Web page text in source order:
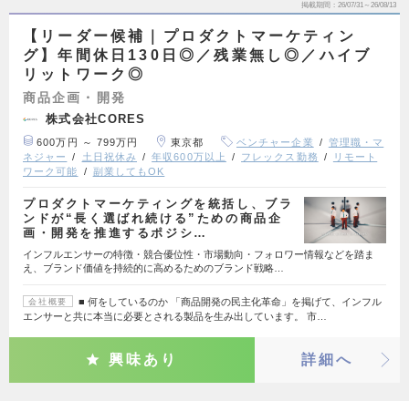
掲載期間 26/07/31～26/08/13
【リーダー候補｜プロダクトマーケティン
グ】年間休日130日◎／残業無し◎／ハイブ
リットワーク◎
商品企画・開発
株式会社CORES
600万円 ～ 799万円 東京都 ベンチャー企業
管理職・マ
ネジャー
土日祝休み 年収600万以上 フレックス勤務
リモート
ワーク可能
副業してもOK
プロダクトマーケティングを統括し、ブラ
ンドが“長く選ばれ続ける”ための商品企
画・開発を推進するポジシ…
インフルエンサーの特徴・競合優位性・市場動向・フォロワー情報などを踏ま
え、ブランド価値を持続的に高めるためのブランド戦略…
会社概要
■ 何をしているのか 「商品開発の民主化革命」を掲げて、インフル
エンサーと共に本当に必要とされる製品を生み出しています。 市…
興味あり 詳細へ